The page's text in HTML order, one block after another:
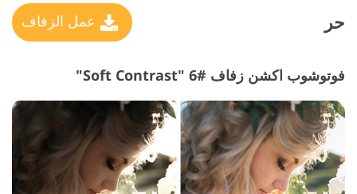
حر عمل الزفاف
فوتوشوب اكشن زفاف #6 "Soft Contrast"